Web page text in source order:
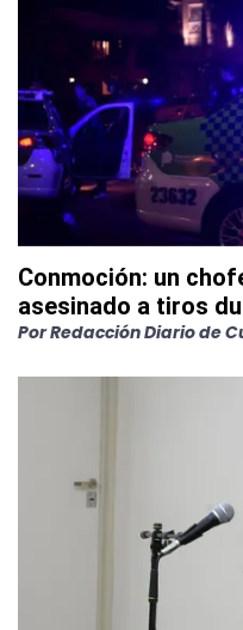
Conmoción: un
asesinado a tiros
PorRedacción Diario de